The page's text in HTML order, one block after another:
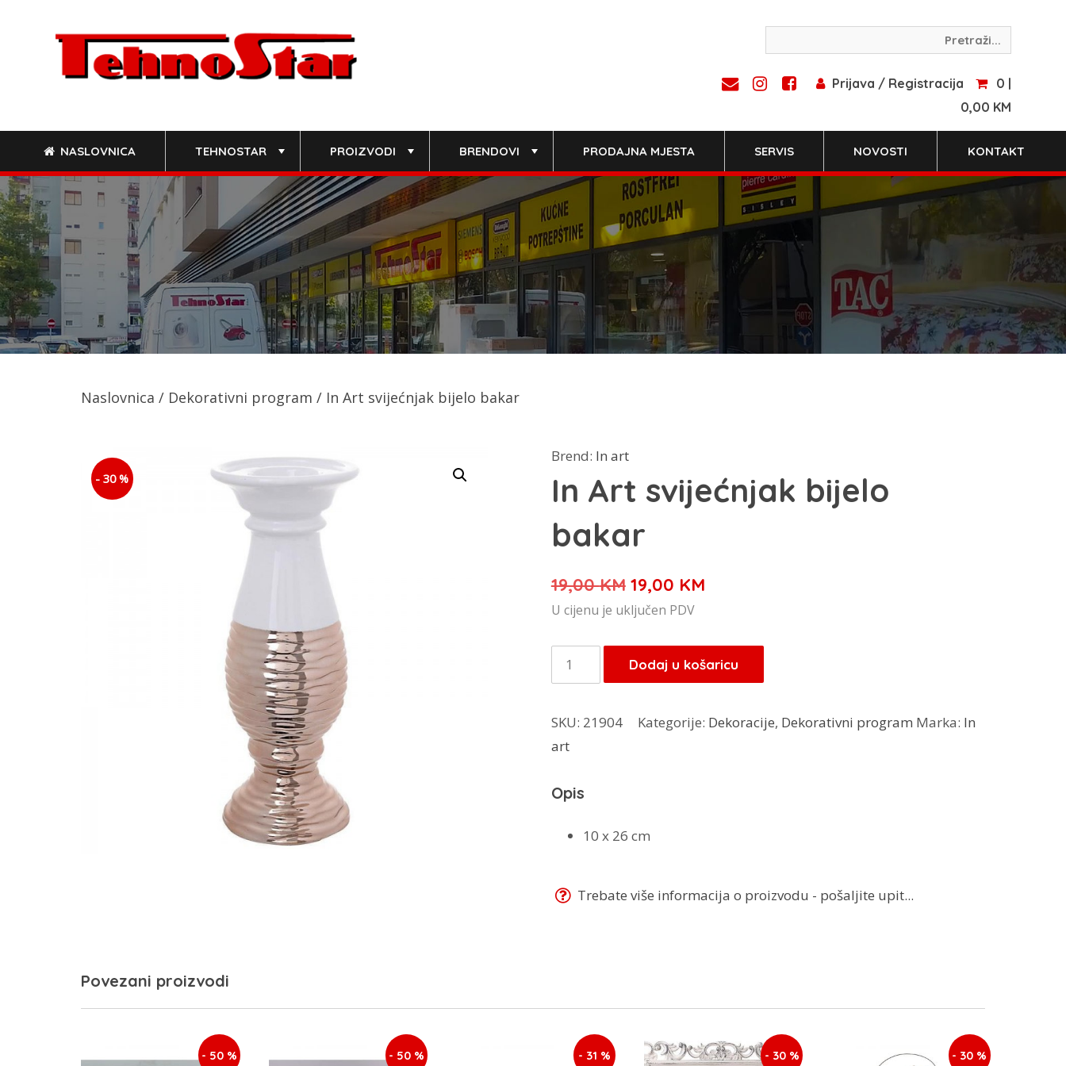
Prijava / Registracija
0 |
0,00 KM
NASLOVNICA TEHNOSTAR PROIZVODI BRENDOVI PRODAJNA MJESTA SERVIS NOVOSTI KONTAKT
Naslovnica / Dekorativni program / In Art svijećnjak bijelo bakar
- 30 %
Brend: In art
In Art svijećnjak bijelo
bakar
19,00KM Izvorna
cijena
je:
19,00 KM.
19,00 KMTrenutna
19,00 KM.
U cijenu je uključen PDV
Art
bijelo
bakar
Dodaj u košaricu
SKU: 21904 Kategorije: Dekoracije, Dekorativni program Marka: In
art
Opis
10 x 26 cm
Trebate više informacija o proizvodu - pošaljite upit...
Povezani proizvodi
- 50 % - 50 % - 31 % - 30 % - 30 %